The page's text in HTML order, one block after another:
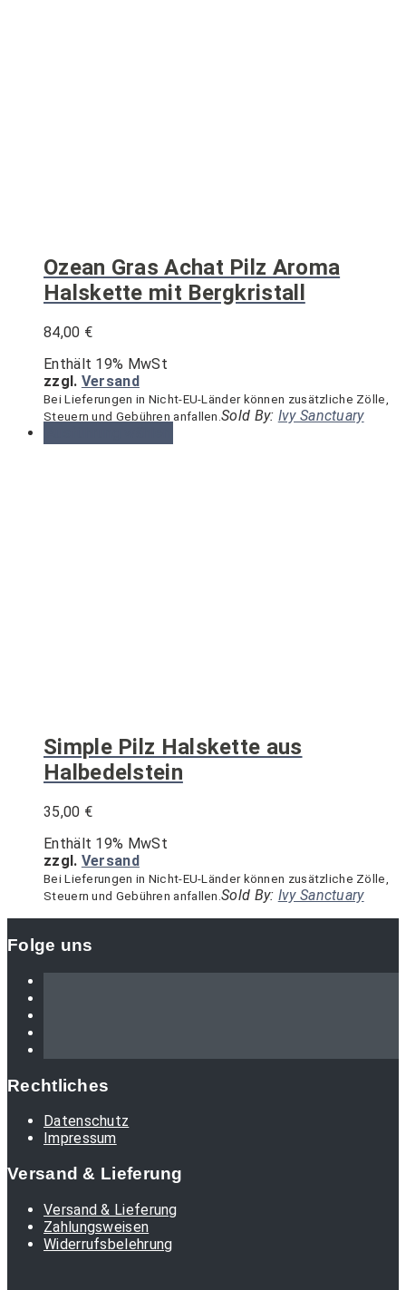
Ozean Gras Achat Pilz Aroma
Halskette mit Bergkristall
84,00 €
Enthält 19% MwSt
zzgl. Versand
Bei Lieferungen in Nicht-EU-Länder können zusätzliche Zölle,
Steuern und Gebühren anfallen.Sold By: Ivy Sanctuary
Produkt
Simple Pilz Halskette aus
Halbedelstein
35,00 €
Enthält 19% MwSt
zzgl. Versand
Bei Lieferungen in Nicht-EU-Länder können zusätzliche Zölle,
Steuern und Gebühren anfallen.Sold By: Ivy Sanctuary
Folge uns
Rechtliches
Datenschutz
Impressum
Versand & Lieferung
Versand & Lieferung
Zahlungsweisen
Widerrufsbelehrung